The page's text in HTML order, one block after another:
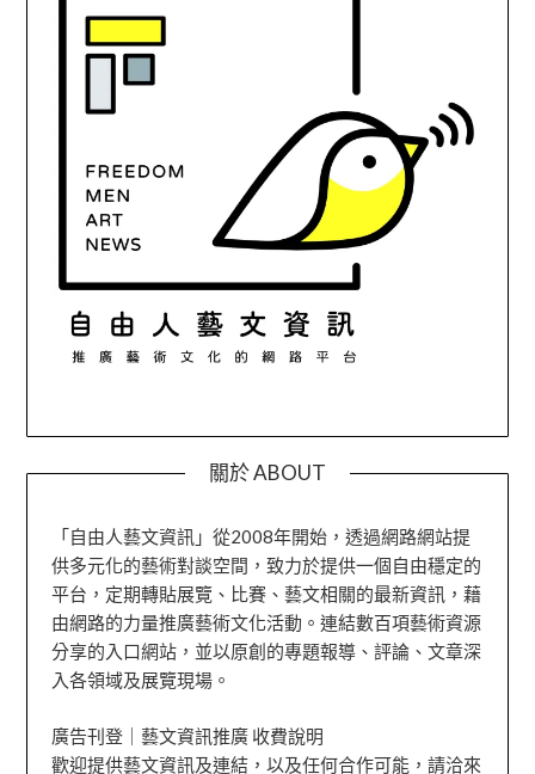
關於 ABOUT
「自由人藝文資訊」從2008年開始，透過網路網站提
供多元化的藝術對談空間，致力於提供一個自由穩定的
平台，定期轉貼展覽、比賽、藝文相關的最新資訊，藉
由網路的力量推廣藝術文化活動。連結數百項藝術資源
分享的入口網站，並以原創的專題報導、評論、文章深
入各領域及展覽現場。
廣告刊登｜藝文資訊推廣 收費說明
歡迎提供藝文資訊及連結，以及任何合作可能，請洽來